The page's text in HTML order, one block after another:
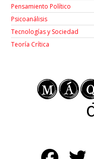
Pensamiento Político
Psicoanálisis
Tecnologías y Sociedad
Teoría Crítica